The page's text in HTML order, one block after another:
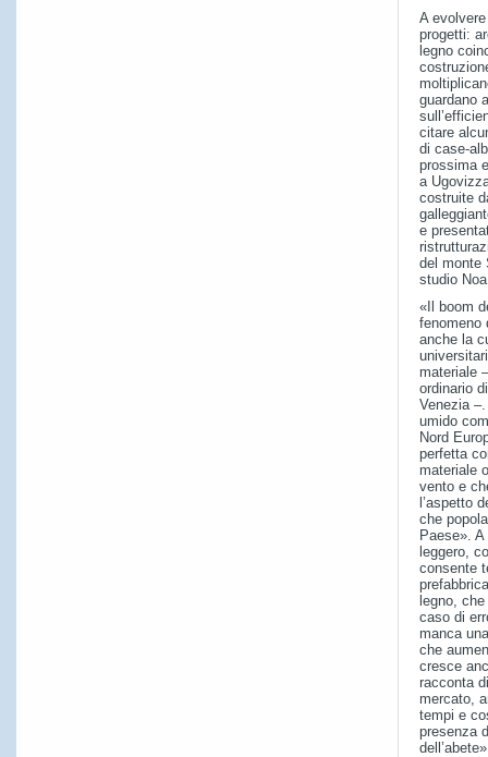
A
progetti:
legno
guardano
citare
di case-
prossima
a
costruite
e
del monte
studio
«Il boom
fenomeno
anche la
materiale
ordinario
Venezia
umido
Nord
perfetta
materiale
vento e
l’aspetto
che
Paese».
leggero,
consente
legno,
caso di
manca
che
cresce
racconta
mercato,
tempi e
presenza